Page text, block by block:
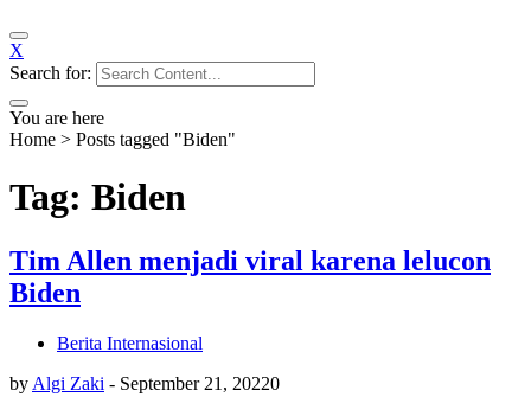
X
Search for:
You are here
Home > Posts tagged "Biden"
Tag: Biden
Tim Allen menjadi viral karena lelucon
Biden
Berita Internasional
by Algi Zaki - September 21, 20220